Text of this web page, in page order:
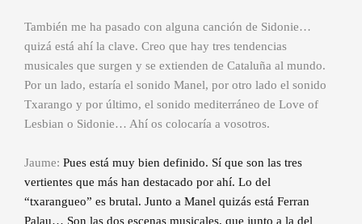
También me ha pasado con alguna canción de Sidonie…
quizá está ahí la clave. Creo que hay tres tendencias
musicales que surgen y se extienden de Cataluña al mundo.
Por un lado, estaría el sonido Manel, por otro lado el sonido
Txarango y por último, el sonido mediterráneo de Love of
Lesbian o Sidonie… Ahí os colocaría a vosotros.
Jaume: Pues está muy bien definido. Sí que son las tres
vertientes que más han destacado por ahí. Lo del
“txarangueo” es brutal. Junto a Manel quizás está Ferran
Palau… Son las dos escenas musicales, que junto a la del